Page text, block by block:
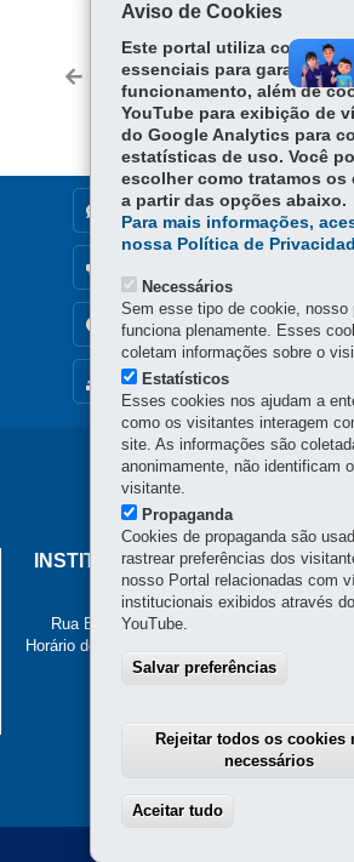
Fa
ce
bo
ok
Tw
itt
er
Voltar Início
MAPA DO SITE
DENUNCIE CORRUPÇÃO
TRANSPARÊNCIA INSTITUCIONAL
Navegação
principal
INSTITUTO DE PESOS E
PARANÁ
Rua Estados Unidos, 135 - Bacacheri
Horário de Atendimento: de segunda a sexta,
às 17h
Aviso de Cookies
Este portal utiliza cookies
essenciais para garantir seu
funcionamento, além de
YouTube para exibição de
do Google Analytics para
estatísticas de uso. Você
escolher como tratamos os
a partir das opções abaixo.
Para mais informações,
nossa Política de
Necessários
Sem esse tipo de cookie, nosso
funciona plenamente. Esses
coletam informações sobre o
Estatísticos
Esses cookies nos ajudam a
como os visitantes interagem
site. As informações são
anonimamente, não identificam o
visitante.
Propaganda
Cookies de propaganda são
rastrear preferências dos
nosso Portal relacionadas com
institucionais exibidos através do
YouTube.
Salvar preferências
Rejeitar todos os cookies
necessários
Aceitar tudo